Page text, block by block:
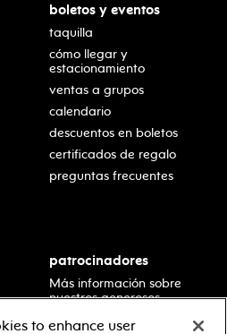
boletos y eventos
taquilla
cómo llegar y
estacionamiento
ventas a grupos
calendario
descuentos en boletos
certificados de regalo
preguntas frecuentes
patrocinadores
Más información sobre
nuestros generosos
to enhance user